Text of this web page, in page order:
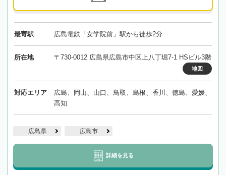
最寄駅 広島電鉄「女学院前」駅から徒歩2分
所在地 〒730-0012 広島県広島市中区上八丁堀7-1 HSビル3階
地図
対応エリア
広島、岡山、山口、鳥取、島根、香川、徳島、愛媛、
高知
広島県 広島市
詳細を見る